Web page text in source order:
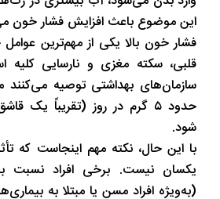
این موضوع باعث افزایش فشار خون
فشار خون بالا یکی از مهم‌ترین
قلبی، سکته مغزی و نارسایی کلیه
سازمان‌های بهداشتی توصیه
حدود ۵ گرم در روز (تقریباً
شود.
با این حال، نکته مهم اینجاست که
یکسان نیست. برخی افراد نسبت
(به‌ویژه افراد مسن یا مبتلا به